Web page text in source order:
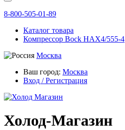
8-800-505-01-89
Каталог товара
Компрессор Bock HAX4/555-4
Москва
Ваш город: Москва
Вход / Регистрация
Холод-Магазин